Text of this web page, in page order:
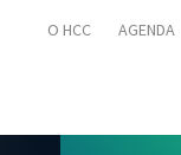
O HCC AGENDA